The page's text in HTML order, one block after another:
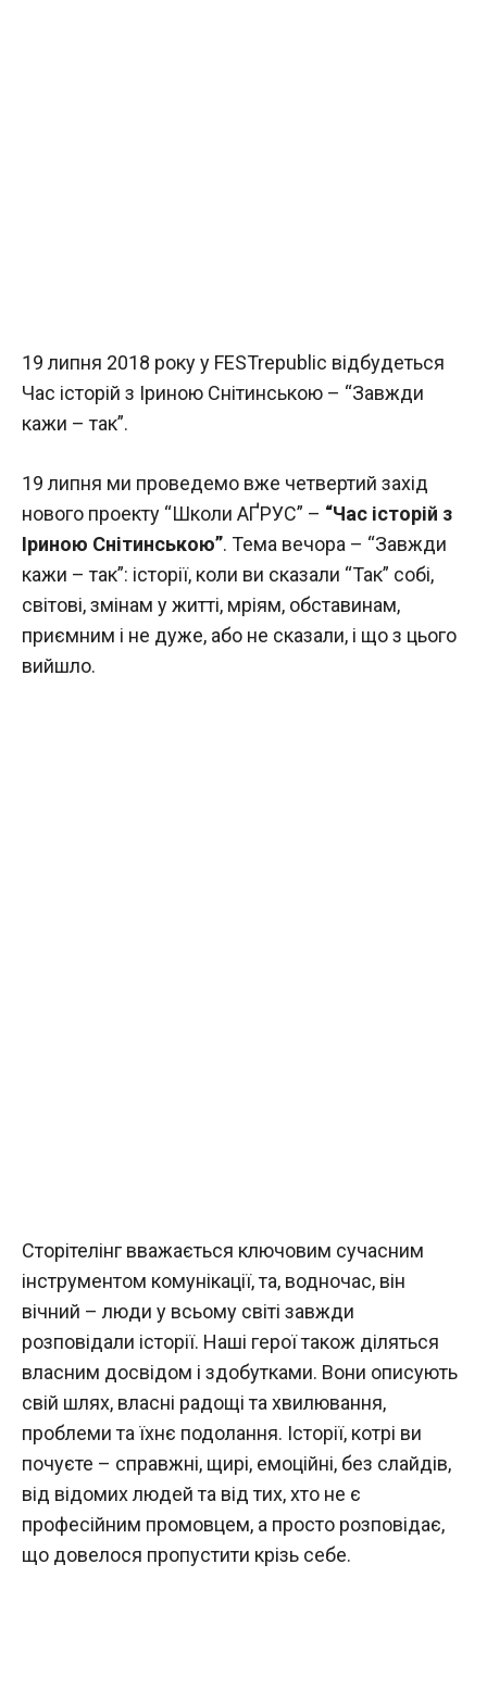
19 липня 2018 року у FESTrepublic відбудеться
Час історій з Іриною Снітинською – “Завжди
кажи – так”.
19 липня ми проведемо вже четвертий захід
нового проекту “Школи АҐРУС” – “Час історій з
Іриною Снітинською”. Тема вечора – “Завжди
кажи – так”: історії, коли ви сказали “Так” собі,
світові, змінам у житті, мріям, обставинам,
приємним і не дуже, або не сказали, і що з цього
вийшло.
Сторітелінг вважається ключовим сучасним
інструментом комунікації, та, водночас, він
вічний – люди у всьому світі завжди
розповідали історії. Наші герої також діляться
власним досвідом і здобутками. Вони описують
свій шлях, власні радощі та хвилювання,
проблеми та їхнє подолання. Історії, котрі ви
почуєте – справжні, щирі, емоційні, без слайдів,
від відомих людей та від тих, хто не є
професійним промовцем, а просто розповідає,
що довелося пропустити крізь себе.